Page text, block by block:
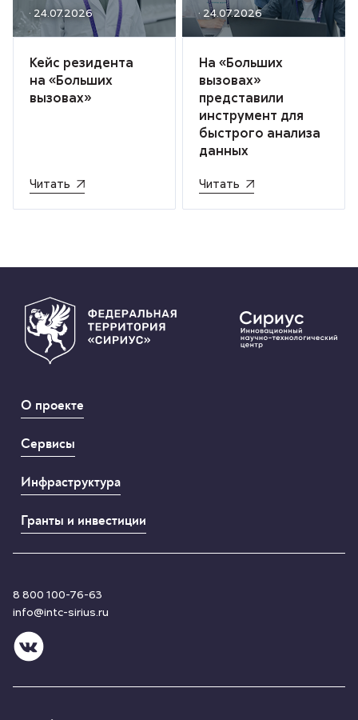
· 24.07.2026
Кейс резидента
на «Больших
вызовах»
Читать
· 24.07.2026
На «Больших
вызовах»
представили
инструмент для
быстрого анализа
данных
Читать
О проекте
Сервисы
Инфраструктура
Гранты и инвестиции
8 800 100-76-63
info@intc-sirius.ru